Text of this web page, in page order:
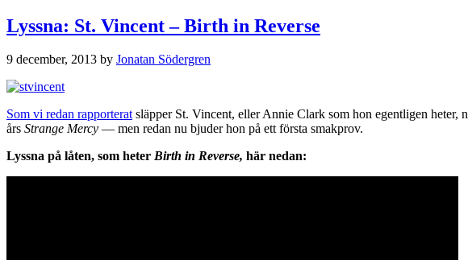
Lyssna: St. Vincent – Birth in Reverse
9 december, 2013 by Jonatan Södergren
Som vi redan rapporteratsläpper St. Vincent, eller Annie Clark som hon egentligen heter,
års Strange Mercy — men redan nu bjuder hon på ett första smakprov.
Lyssna på låten, som heter Birth in Reverse, här nedan: